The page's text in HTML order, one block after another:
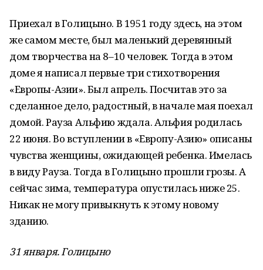
Приехал в Голицыно. В 1951 году здесь, на этом
же самом месте, был маленький деревянный
дом творчества на 8–10 человек. Тогда в этом
доме я написал первые три стихотворения
«Европы-Азии». Был апрель. Посчитав это за
сделанное дело, радостный, в начале мая поехал
домой. Рауза Альфию ждала. Альфия родилась
22 июня. Во вступлении в «Европу-Азию» описаны
чувства женщины, ожидающей ребенка. Имелась
в виду Рауза. Тогда в Голицыно прошли грозы. А
сейчас зима, температура опустилась ниже 25.
Никак не могу привыкнуть к этому новому
зданию.
31 января. Голицыно